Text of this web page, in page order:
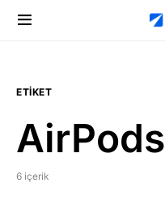
ETIKET
AirPods
6 içerik